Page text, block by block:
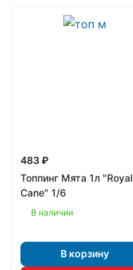
483 ₽
Топпинг Мята 1л "Royal
Cane" 1/6
В наличии
В корзину